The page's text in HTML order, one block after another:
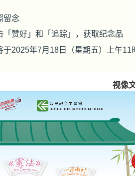
留念
「赞好」和「追踪」，获取纪念品
于2025年7月18日（星期五）上午
视像